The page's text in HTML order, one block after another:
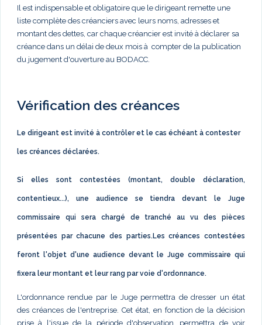
Il est indispensable et obligatoire que le dirigeant remette une
liste complète des créanciers avec leurs noms, adresses et
montant des dettes, car chaque créancier est invité à déclarer sa
créance dans un délai de deux mois à compter de la publication
du jugement d'ouverture au BODACC.
Vérification des créances
Le dirigeant est invité à contrôler et le cas échéant à contester
les créances déclarées.
Si elles sont contestées (montant, double déclaration,
contentieux...), une audience se tiendra devant le Juge
commissaire qui sera chargé de tranché au vu des pièces
présentées par chacune des parties.Les créances contestées
feront l'objet d'une audience devant le Juge commissaire qui
fixera leur montant et leur rang par voie d'ordonnance.
L'ordonnance rendue par le Juge permettra de dresser un état
des créances de l'entreprise. Cet état, en fonction de la décision
prise à l'issue de la période d'observation, permettra de voir